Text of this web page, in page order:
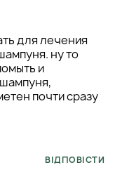
для лечения
ну то
и
почти сразу
ВІДПОВІСТИ